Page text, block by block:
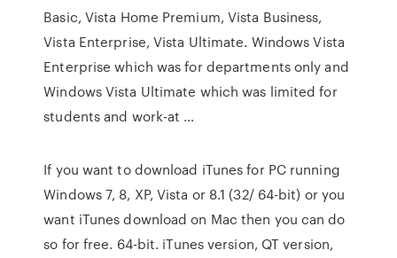
Basic, Vista Home Premium, Vista Business,
Vista Enterprise, Vista Ultimate. Windows Vista
Enterprise which was for departments only and
Windows Vista Ultimate which was limited for
students and work-at …
If you want to download iTunes for PC running
Windows 7, 8, XP, Vista or 8.1 (32/ 64-bit) or you
want iTunes download on Mac then you can do
so for free. 64-bit. iTunes version, QT version,